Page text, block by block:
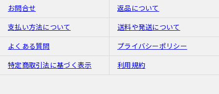
お問合せ 返品について
支払い方法について 送料や発送について
よくある質問 プライバシーポリシー
特定商取引法に基づく表示 利用規約